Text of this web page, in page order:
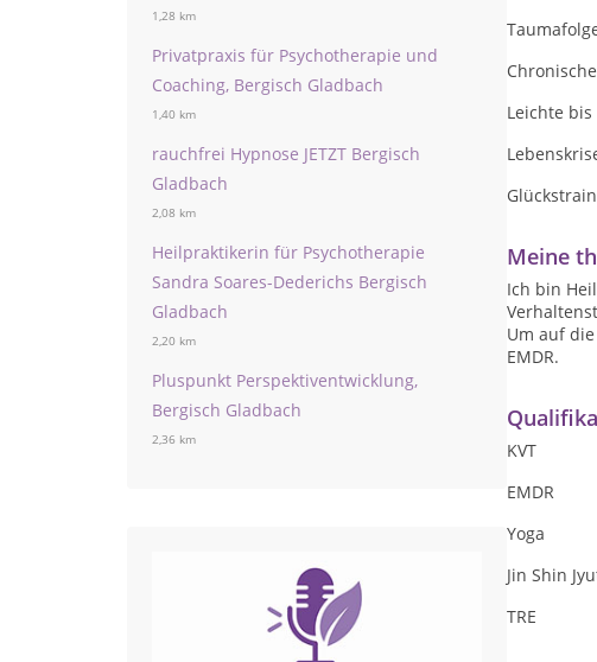
1,28 km
Privatpraxis für Psychotherapie und
Coaching, Bergisch Gladbach
1,40 km
rauchfrei Hypnose JETZT Bergisch
Gladbach
2,08 km
Heilpraktikerin für Psychotherapie
Sandra Soares-Dederichs Bergisch
Gladbach
2,20 km
Pluspunkt Perspektiventwicklung,
Bergisch Gladbach
2,36 km
Leichte
Meine
Ich bin
Um auf
EMDR.
KVT
EMDR
Yoga
Jin Shin
TRE